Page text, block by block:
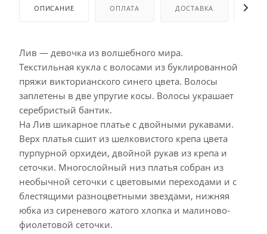
ОПИСАНИЕ ОПЛАТА ДОСТАВКА
Лив — девочка из волшебного мира.
Текстильная кукла с волосами из буклированной
пряжи викторианского синего цвета. Волосы
заплетены в две упругие косы. Волосы украшает
серебристый бантик.
На Лив шикарное платье с двойными рукавами.
Верх платья сшит из шелковистого крепа цвета
пурпурной орхидеи, двойной рукав из крепа и
сеточки. Многослойный низ платья собран из
необычной сеточки с цветовыми переходами и с
блестящими разноцветными звездами, нижняя
юбка из сиреневого жатого хлопка и малиново-
фиолетовой сеточки.